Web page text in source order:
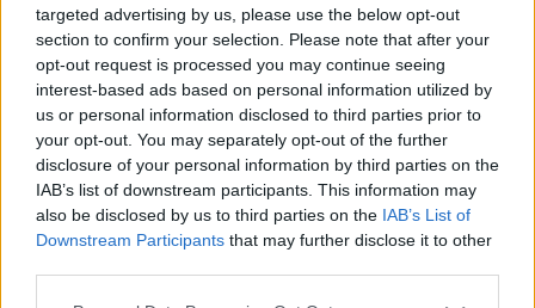
targeted advertising by us, please use the below opt-out
section to confirm your selection. Please note that after your
opt-out request is processed you may continue seeing
interest-based ads based on personal information utilized by
us or personal information disclosed to third parties prior to
your opt-out. You may separately opt-out of the further
disclosure of your personal information by third parties on the
IAB’s list of downstream participants. This information may
also be disclosed by us to third parties on the IAB’s List of
Downstream Participants that may further disclose it to other
Aktuality
časopis Urob si sám
SÚVISIACE
Aktuality
Júnový Môj dom už v
predaji s darčekom
zadarmo